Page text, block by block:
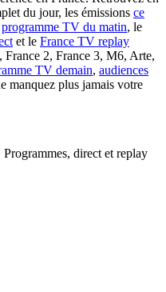
du jour, les émissions ce
programme TV du matin, le
et le France TV replay
2, France 3, M6, Arte,
TV demain, audiences
plus jamais votre
direct et replay